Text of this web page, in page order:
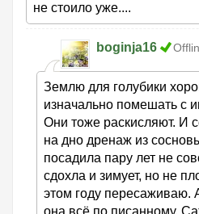
не стоило уже....
boginja16
Землю для голубики
изначально помешать с
Они тоже раскисляют. И
на дно дренаж из
посадила пару лет не
сдохла и зимует, но не
этом году пересаживаю.
она всё по писанному.